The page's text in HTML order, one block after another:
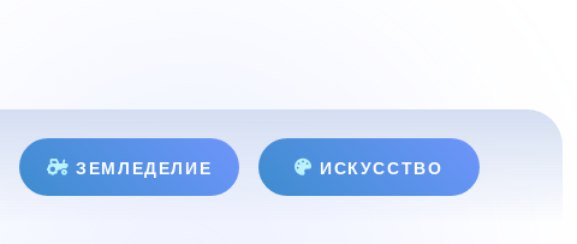
ЗЕМЛЕДЕЛИЕ ИСКУССТВО